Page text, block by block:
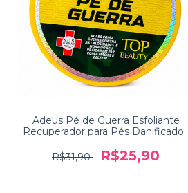
Adeus Pé de Guerra Esfoliante
Recuperador para Pés Danificados
R$31,90
R$25,90